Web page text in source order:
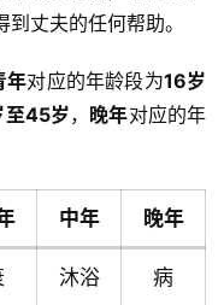
丈夫的任何帮助。
年对应的年龄段为16岁
至45岁， 晚年对应的年
中年 晚年
沐浴 病